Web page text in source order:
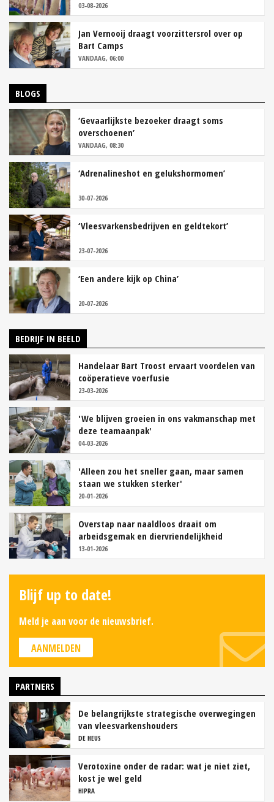
03-08-2026
Jan Vernooij draagt voorzittersrol over op
Bart Camps
VANDAAG, 06:00
BLOGS
‘Gevaarlijkste bezoeker draagt soms
overschoenen’
VANDAAG, 08:30
‘Adrenalineshot en gelukshormomen’
30-07-2026
‘Vleesvarkensbedrijven en geldtekort’
23-07-2026
‘Een andere kijk op China’
20-07-2026
BEDRIJF IN BEELD
Handelaar Bart Troost ervaart voordelen van
coöperatieve voerfusie
23-03-2026
'We blijven groeien in ons vakmanschap met
deze teamaanpak'
04-03-2026
'Alleen zou het sneller gaan, maar samen
staan we stukken sterker'
20-01-2026
Overstap naar naaldloos draait om
arbeidsgemak en diervriendelijkheid
13-01-2026
Blijf up to date!
Meld je aan voor de nieuwsbrief.
AANMELDEN
PARTNERS
De belangrijkste strategische overwegingen
van vleesvarkenshouders
DE HEUS
Verotoxine onder de radar: wat je niet ziet,
kost je wel geld
HIPRA